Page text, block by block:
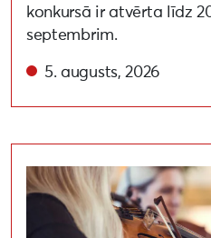
konkursā ir atvērta līdz
septembrim.
5. augusts, 2026